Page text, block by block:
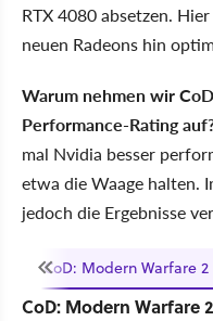
RTX 4080 absetzen.
neuen Radeons hin
Warum nehmen wir
Performance-Rating
mal Nvidia besser
etwa die Waage halten.
jedoch die Ergebnisse
CoD: Modern Warfare 2
CoD: Modern Warfare 2